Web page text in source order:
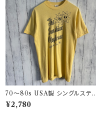
70〜80s USA製 シングルステ
チT ヴィンテージTシャツ
¥2,780